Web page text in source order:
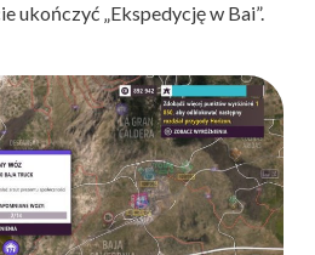
ukończyć „Ekspedycję w Bai”.